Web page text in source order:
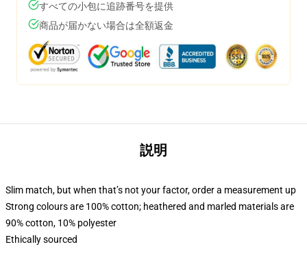
すべての小包に追跡番号を提供
商品が届かない場合は全額返金
説明
Slim match, but when that’s not your factor, order a measurement up
Strong colours are 100% cotton; heathered and marled materials are
90% cotton, 10% polyester
Ethically sourced